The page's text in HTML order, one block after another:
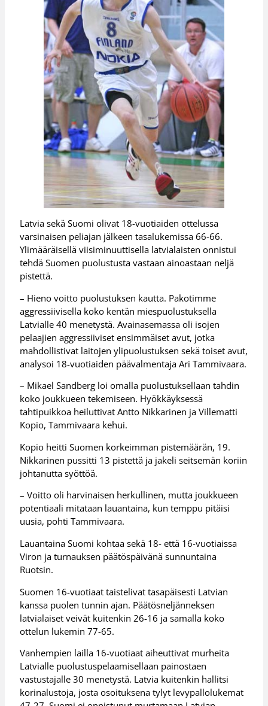
Latvia sekä Suomi olivat 18-vuotiaiden ottelussa
varsinaisen peliajan jälkeen tasalukemissa 66-66.
Ylimääräisellä viisiminuuttisella latvialaisten onnistui
tehdä Suomen puolustusta vastaan ainoastaan neljä
pistettä.
– Hieno voitto puolustuksen kautta. Pakotimme
aggressiivisella koko kentän miespuolustuksella
Latvialle 40 menetystä. Avainasemassa oli isojen
pelaajien aggressiiviset ensimmäiset avut, jotka
mahdollistivat laitojen ylipuolustuksen sekä toiset avut,
analysoi 18-vuotiaiden päävalmentaja Ari Tammivaara.
– Mikael Sandberg loi omalla puolustuksellaan tahdin
koko joukkueen tekemiseen. Hyökkäyksessä
tahtipuikkoa heiluttivat Antto Nikkarinen ja Villematti
Kopio, Tammivaara kehui.
Kopio heitti Suomen korkeimman pistemäärän, 19.
Nikkarinen pussitti 13 pistettä ja jakeli seitsemän koriin
johtanutta syöttöä.
– Voitto oli harvinaisen herkullinen, mutta joukkueen
potentiaali mitataan lauantaina, kun temppu pitäisi
uusia, pohti Tammivaara.
Lauantaina Suomi kohtaa sekä 18- että 16-vuotiaissa
Viron ja turnauksen päätöspäivänä sunnuntaina
Ruotsin.
Suomen 16-vuotiaat taistelivat tasapäisesti Latvian
kanssa puolen tunnin ajan. Päätösneljänneksen
latvialaiset veivät kuitenkin 26-16 ja samalla koko
ottelun lukemin 77-65.
Vanhempien lailla 16-vuotiaat aiheuttivat murheita
Latvialle puolustuspelaamisellaan painostaen
vastustajalle 30 menetystä. Latvia kuitenkin hallitsi
korinalustoja, josta osoituksena tylyt levypallolukemat